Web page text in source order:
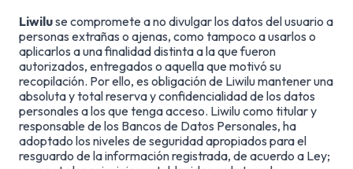
Liwiluse compromete a no divulgar los datos del usuario a
personas extrañas o ajenas, como tampoco a usarlos o
aplicarlos a una finalidad distinta a la que fueron
autorizados, entregados o aquella que motivó su
recopilación. Por ello, es obligación de Liwilu mantener una
absoluta y total reserva y confidencialidad de los datos
personales a los que tenga acceso. Liwilu como titular y
responsable de los Bancos de Datos Personales, ha
adoptado los niveles de seguridad apropiados para el
resguardo de la información registrada, de acuerdo a Ley;